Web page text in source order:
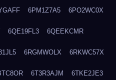
6PM1Z7A5 6PO2WC0X
6QE19FL3 6QEEKCMR
6RGMWOLX 6RKWC57X
6T3R3AJM 6TKE2JE3